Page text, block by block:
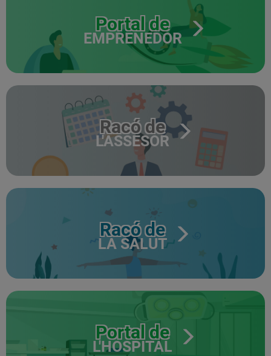
Portal de
EMPRENEDOR
Racó de
L'ASSESOR
Racó de
LA SALUT
Portal de
L'HOSPITAL